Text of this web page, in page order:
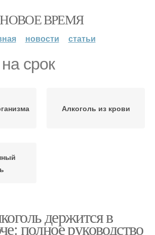
НОВОЕ ВРЕМЯ
новости статьи
срок
Алкоголь из крови
держится в
полное руководство